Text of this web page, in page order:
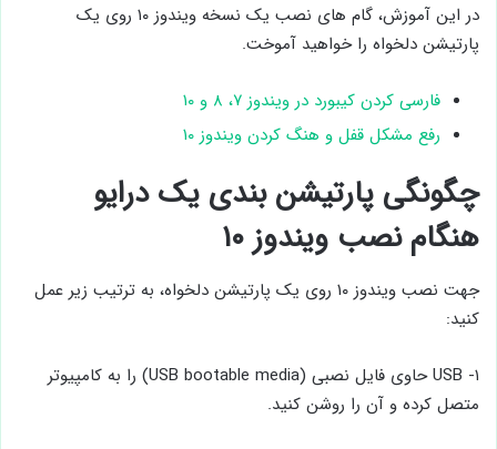
در این آموزش، گام های نصب یک نسخه ویندوز ۱۰ روی یک
پارتیشن دلخواه را خواهید آموخت.
فارسی کردن کیبورد در ویندوز ۷، ۸ و ۱۰
رفع مشکل قفل و هنگ کردن ویندوز ۱۰
چگونگی پارتیشن بندی یک درایو
هنگام نصب ویندوز ۱۰
جهت نصب ویندوز ۱۰ روی یک پارتیشن دلخواه، به ترتیب زیر عمل
کنید:
۱- USB حاوی فایل نصبی (USB bootable media) را به کامپیوتر
متصل کرده و آن را روشن کنید.